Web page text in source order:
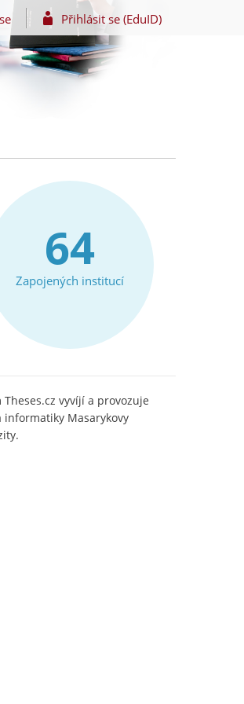
Přihlásit se (EduID)
64
Zapojených institucí
Theses.cz vyvíjí a provozuje
informatiky Masarykovy